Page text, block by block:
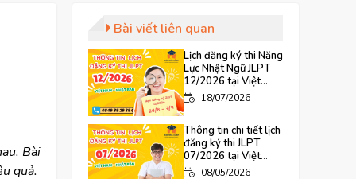
Bài
quả.
Bài viết liên quan
Lịch đăng ký thi Năng
Lực Nhật Ngữ JLPT
12/2026 tại Việt
Nam và Nhật Bản mới
nhất
18/07/2026
Thông tin chi tiết lịch
đăng ký thi JLPT
07/2026 tại Việt
Nam và Nhật Bản
08/05/2026